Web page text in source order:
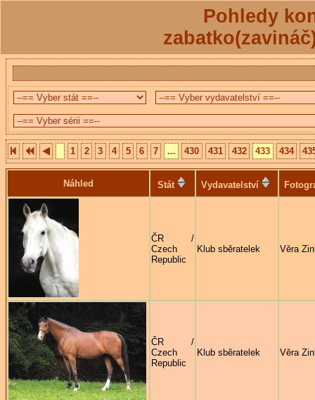
Pohledy
1 2 3 4 5 6 7 ... 430 431 432 433 434
Náhled Stát Vydavatelství
ČR /
Czech
Republic
Klub sběratelek Věra
ČR /
Czech
Republic
Klub sběratelek Věra